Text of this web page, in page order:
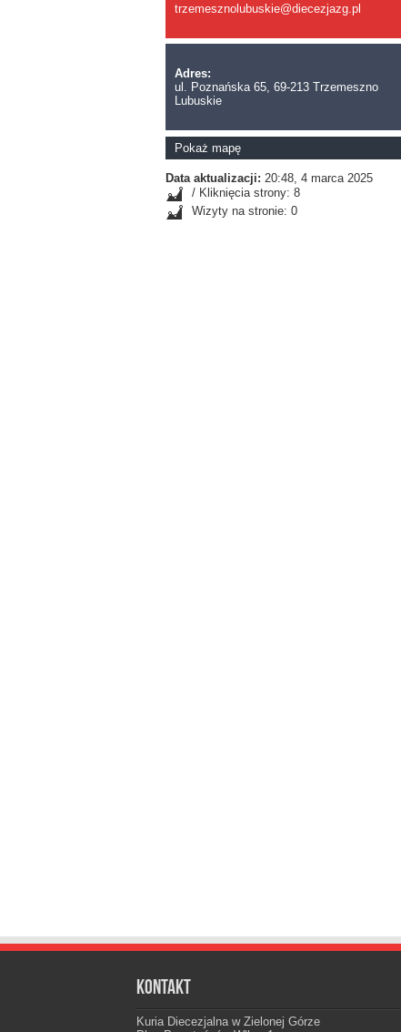
trzemesznolubuskie@diecezjazg.pl
Adres:
ul. Poznańska 65, 69-213 Trzemeszno
Lubuskie
Pokaż mapę
Data aktualizacji: 20:48, 4 marca 2025
/ Kliknięcia strony: 8
Wizyty na stronie: 0
Kontakt
Kuria Diecezjalna w Zielonej Górze